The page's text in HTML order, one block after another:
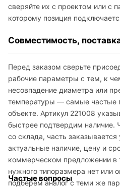
сверяйте их с проектом или с
которому позиция
Совместимость,
Перед заказом сверьте
рабочие параметры с тем, к
несовпадение диаметра или
температуры — самые частые
объекте. Артикул 221008
быстрее подтвердим наличие.
со склада, часть заказывается
актуальные наличие, цену и
коммерческом предложении в
нужного типоразмера нет или
подберём аналог с теми же
Частые вопросы